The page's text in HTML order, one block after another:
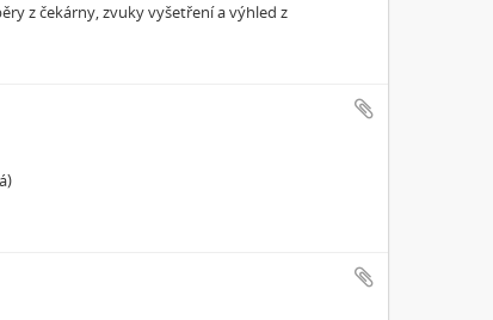
z čekárny, zvuky vyšetření a výhled z